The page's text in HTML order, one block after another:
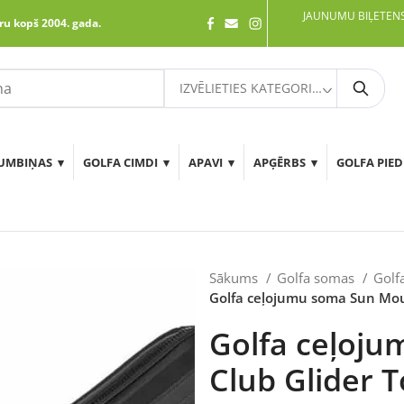
kopš 2004. gada. JAUNUMU
IZVĒLIETIES KATEGORIJU Meklēt
GOLFA CIMDI APAVI APĢĒRBS GOLFA
Sākums Golfa somas
Golfa ceļojumu soma Sun
Golfa
Club Glider